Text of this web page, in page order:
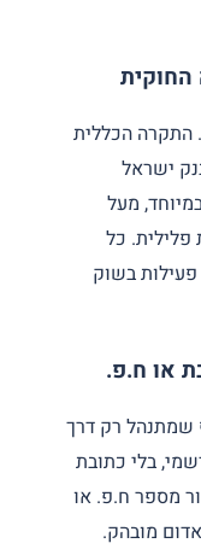
החוקית
התקרה הכללית
בנק ישראל
במיוחד, מעל
פלילית. כל
בשוק
או ח.פ.
שמתנהל רק דרך
בלי כתובת
מספר ח.פ. או
מובהק.